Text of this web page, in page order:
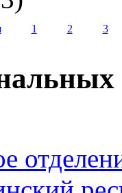
1 2 3